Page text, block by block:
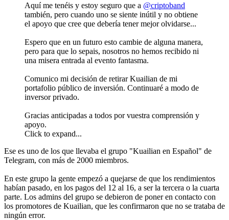
Aquí me tenéis y estoy seguro que a @criptoband
también, pero cuando uno se siente inútil y no obtiene
el apoyo que cree que debería tener mejor olvidarse...
Espero que en un futuro esto cambie de alguna manera,
pero para que lo sepais, nosotros no hemos recibido ni
una misera entrada al evento fantasma.
Comunico mi decisión de retirar Kuailian de mi
portafolio público de inversión. Continuaré a modo de
inversor privado.
Gracias anticipadas a todos por vuestra comprensión y
apoyo.
Click to expand...
Ese es uno de los que llevaba el grupo "Kuailian en Español" de
Telegram, con más de 2000 miembros.
En este grupo la gente empezó a quejarse de que los rendimientos
habían pasado, en los pagos del 12 al 16, a ser la tercera o la cuarta
parte. Los admins del grupo se debieron de poner en contacto con
los promotores de Kuailian, que les confirmaron que no se trataba de
ningún error.